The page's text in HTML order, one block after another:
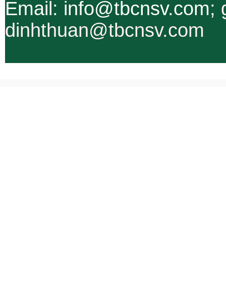
Email: info@tbcnsv.com;
dinhthuan@tbcnsv.com